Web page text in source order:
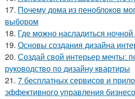
17. Почему дома из пеноблоков
выбором
18. Где можно насладиться
19. Основы создания дизайна
20. Создай свой интерьер мечты:
руководство по дизайну квартиры
21. 7 бесплатных сервисов и
эффективного управления